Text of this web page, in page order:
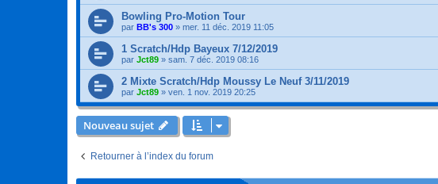
Bowling Pro-Motion Tour
par BB's 300 » mer. 11 déc. 2019 11:05
1 Scratch/Hdp Bayeux 7/12/2019
par Jct89 » sam. 7 déc. 2019 08:16
2 Mixte Scratch/Hdp Moussy Le Neuf 3/11/2019
par Jct89 » ven. 1 nov. 2019 20:25
Nouveau sujet
Retourner à l’index du forum